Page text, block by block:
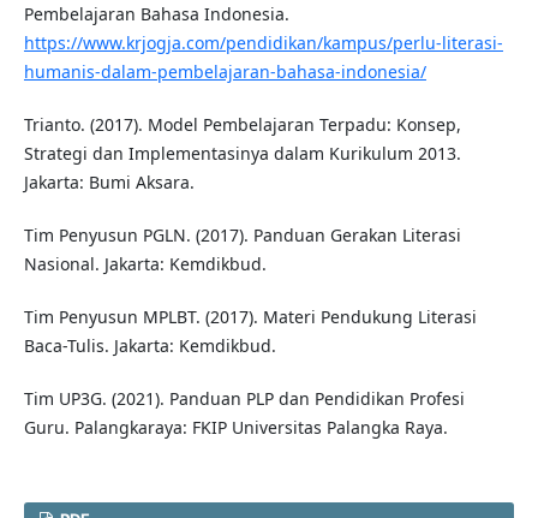
Pembelajaran Bahasa Indonesia.
https://www.krjogja.com/pendidikan/kampus/perlu-literasi-
humanis-dalam-pembelajaran-bahasa-indonesia/
Trianto. (2017). Model Pembelajaran Terpadu: Konsep,
Strategi dan Implementasinya dalam Kurikulum 2013.
Jakarta: Bumi Aksara.
Tim Penyusun PGLN. (2017). Panduan Gerakan Literasi
Nasional. Jakarta: Kemdikbud.
Tim Penyusun MPLBT. (2017). Materi Pendukung Literasi
Baca-Tulis. Jakarta: Kemdikbud.
Tim UP3G. (2021). Panduan PLP dan Pendidikan Profesi
Guru. Palangkaraya: FKIP Universitas Palangka Raya.